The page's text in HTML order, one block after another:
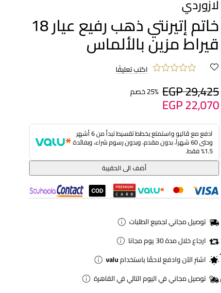
لازوردي
خاتم إتيرنتي ذهب رفيع عيار 18
قيراط مزين بالألماس
اكتب تعليقًا
EGP 29,425 25% خصم
EGP 22,070
ادفع مع ڤاليو واستمتع بخطط تقسيط تبدأ من 6 أشهر
وحتى 60 شهراً، بدون مقدم، وبدون رسوم شراء، وبفائدة
1.5% فقط.
أضف الى الحقيبة
توصيل مجاني لجميع الطلبات
ارجاع خلال مدة 30 يوم مجانا
اشترِ الآن وادفع لاحقًا باستخدامvalu
توصيل مجاني في اليوم التالي في القاهرة